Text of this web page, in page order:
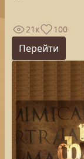
21к 100
Перейти